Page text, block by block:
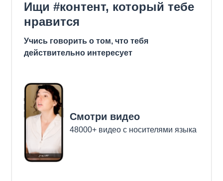
Ищи #контент, который тебе
нравится
Учись говорить о том, что тебя
действительно интересует
Смотри видео
48000+ видео с носителями языка